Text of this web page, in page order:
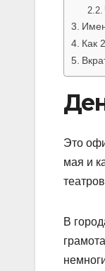
Как
Это
мая и
В